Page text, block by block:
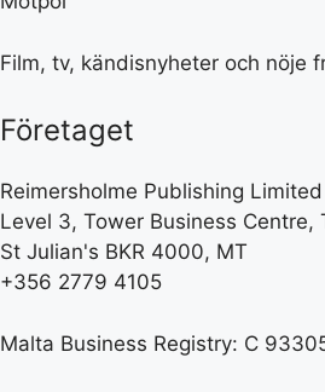
Film, tv, kändisnyheter och nöje
Företaget
Reimersholme Publishing Limited
Level 3, Tower Business Centre,
St Julian's BKR 4000, MT
+356 2779 4105
Malta Business Registry: C